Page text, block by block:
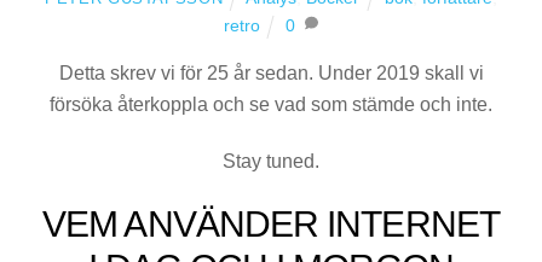
retro
0
Detta skrev vi för 25 år sedan. Under 2019 skall vi
försöka återkoppla och se vad som stämde och inte.
Stay tuned.
VEM ANVÄNDER INTERNET